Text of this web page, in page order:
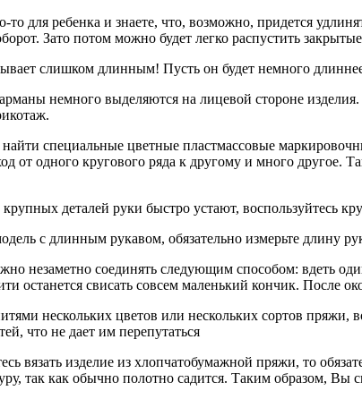
для ребенка и знаете, что, возможно, придется
Зато потом можно будет легко распустить
слишком длинным! Пусть он будет немного
немного выделяются на лицевой стороне
специальные цветные пластмассовые
от одного кругового ряда к другому и много другое.
деталей руки быстро устают, воспользуйтесь
с длинным рукавом, обязательно измерьте длину
незаметно соединять следующим способом: вдеть
останется свисать совсем маленький кончик. После
нескольких цветов или нескольких сортов
что не дает им перепутаться
вязать изделие из хлопчатобумажной пряжи, то
так как обычно полотно садится. Таким образом, Вы